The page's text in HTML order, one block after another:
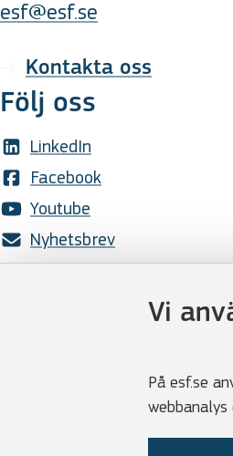
Vi
På esf.se
esf@esf.se
Kontakta oss
Följ oss
LinkedIn
Facebook
Youtube
Nyhetsbrev
Visselblåsarfunktion